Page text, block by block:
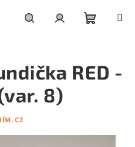
košík
RED -
8)